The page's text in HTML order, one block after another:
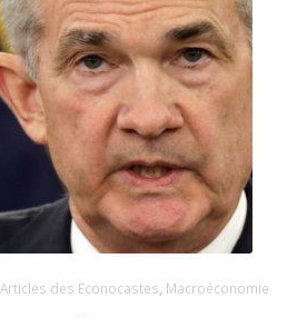
Articles des Econocastes Macroéconomie